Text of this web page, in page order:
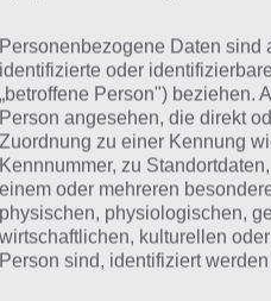
Croft Relic Run
aktuelle Rekord angezeigt.
2: Hinweise
in Lara
wichtigste Aufgabe neben
verbessern, liegt im
Personenbezogene Daten sind
identifizierte oder
„betroffene Person") beziehen.
Person angesehen, die direkt
Zuordnung zu einer Kennung
Kennnummer, zu
einem oder mehreren
physischen, physiologischen,
wirtschaftlichen, kulturellen
Person sind, identifiziert